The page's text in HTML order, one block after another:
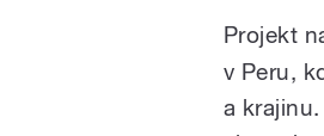
Projekt
v Peru,
a